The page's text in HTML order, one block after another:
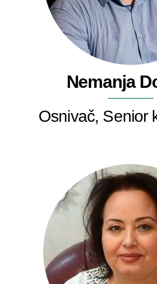
Nemanja
Osnivač, Senior